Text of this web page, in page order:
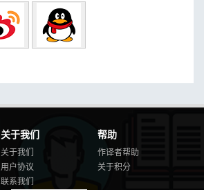
关于我们
关于我们
用户协议
联系我们
帮助
作译者帮助
关于积分